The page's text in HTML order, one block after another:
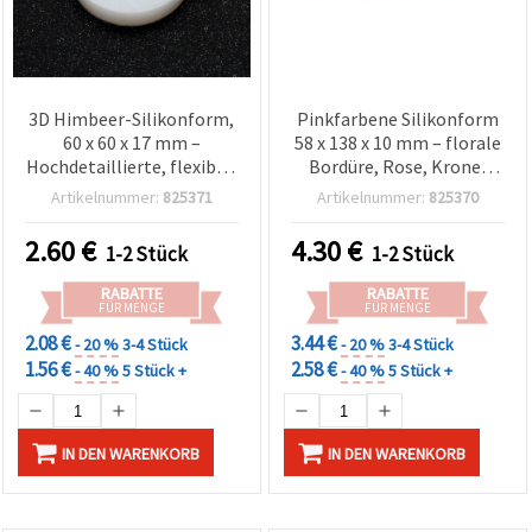
3D Himbeer-Silikonform,
60 x 60 x 17 mm –
Hochdetaillierte, flexible,
wiederverwendbare
Resin/Epoxidharz, Seife,
Wachs & Ton
Artikelnummer: 825371
2.60€ 1-2 Stück
RABATTE
FÜR MENGE
2.08 €- 20 %3-4 Stück
1.56 €- 40 %5 Stück +
IN DEN WARENKORB
Pinkfarbene Silikonform
58 x 138 x 10 mm – florale
Bordüre, Rose, Krone,
Schleife & Medaillon –
Mehrfachmulden-Form
für Fondant,
Resin/Epoxidharz,
Polymer Clay, Seife &
Tortendeko
Artikelnummer: 825370
4.30€ 1-2 Stück
RABATTE
FÜR MENGE
3.44 €- 20 %3-4 Stück
2.58 €- 40 %5 Stück +
IN DEN WARENKORB